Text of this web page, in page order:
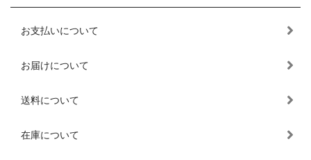
お支払いについて
お届けについて
送料について
在庫について